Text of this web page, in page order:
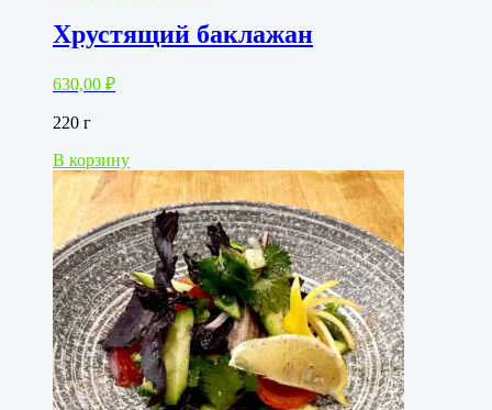
Хрустящий баклажан
630,00 ₽
220 г
В корзину